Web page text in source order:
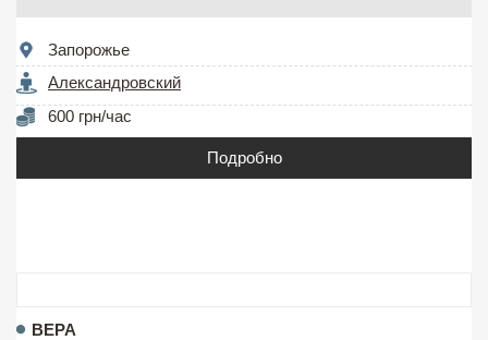
Запорожье
Александровский
600 грн/час
Подробно
ВЕРА